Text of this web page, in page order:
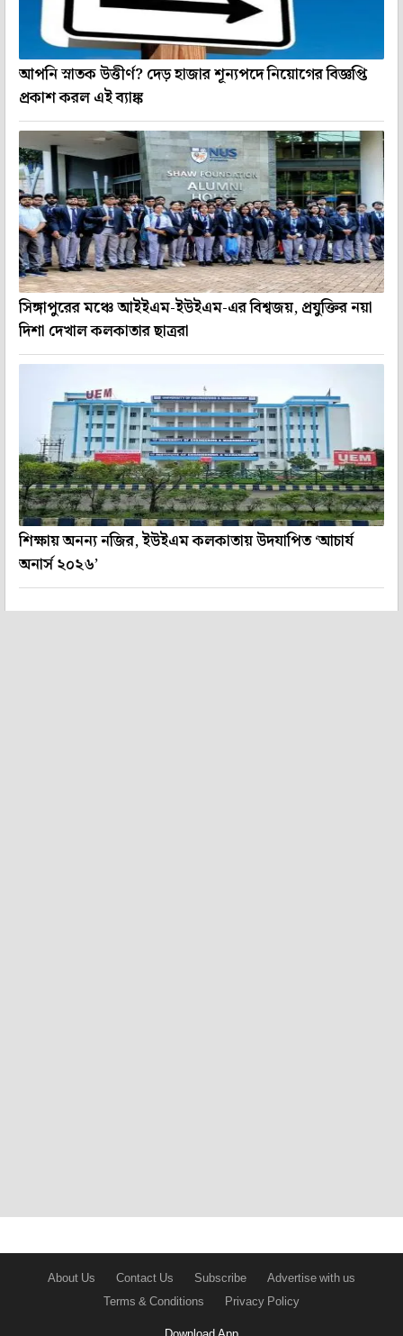
আপনি স্নাতক উত্তীর্ণ? দেড় হাজার শূন্যপদে নিয়োগের বিজ্ঞপ্তি
প্রকাশ করল এই ব্যাঙ্ক
সিঙ্গাপুরের মঞ্চে আইইএম-ইউইএম-এর বিশ্বজয়, প্রযুক্তির নয়া
দিশা দেখাল কলকাতার ছাত্ররা
শিক্ষায় অনন্য নজির, ইউইএম কলকাতায় উদযাপিত ‘আচার্য
অনার্স ২০২৬’
About Us Contact Us Subscribe
Advertise with us
Terms & Conditions
Privacy Policy